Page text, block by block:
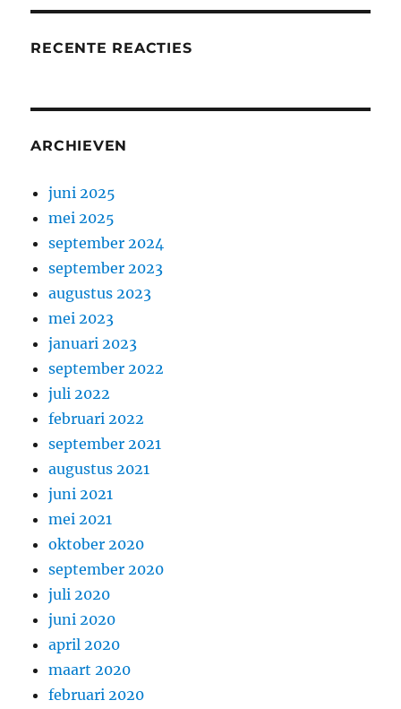
RECENTE REACTIES
ARCHIEVEN
juni 2025
mei 2025
september 2024
september 2023
augustus 2023
mei 2023
januari 2023
september 2022
juli 2022
februari 2022
september 2021
augustus 2021
juni 2021
mei 2021
oktober 2020
september 2020
juli 2020
juni 2020
april 2020
maart 2020
februari 2020